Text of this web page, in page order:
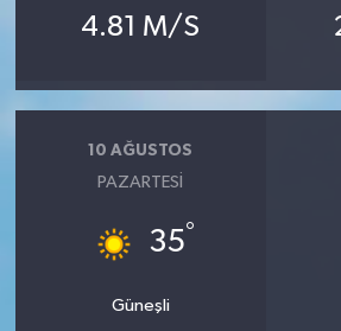
4.81 M/S
10 AĞUSTOS
PAZARTESI
35°
Güneşli